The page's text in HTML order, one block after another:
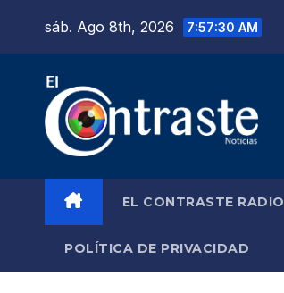
sáb. Ago 8th, 2026 7:57:30 AM
EL CONTRASTE RADIO
POLÍTICA DE PRIVACIDAD